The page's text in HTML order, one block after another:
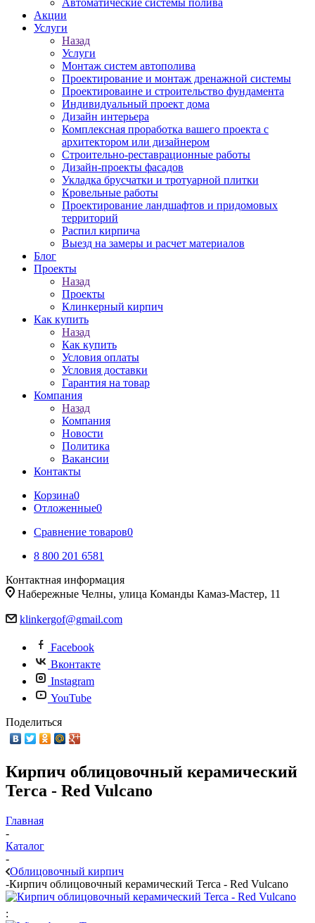
Автоматические системы полива
Акции
Услуги
Назад
Услуги
Монтаж систем автополива
Проектирование и монтаж дренажной системы
Проектироваине и строительство фундамента
Индивидуальный проект дома
Дизайн интерьера
Комплексная проработка вашего проекта с
архитектором или дизайнером
Строительно-реставрационные работы
Дизайн-проекты фасадов
Укладка брусчатки и тротуарной плитки
Кровельные работы
Проектирование ландшафтов и придомовых
территорий
Распил кирпича
Выезд на замеры и расчет материалов
Блог
Проекты
Назад
Проекты
Клинкерный кирпич
Как купить
Назад
Как купить
Условия оплаты
Условия доставки
Гарантия на товар
Компания
Назад
Компания
Новости
Политика
Вакансии
Контакты
Корзина0
Отложенные0
Сравнение товаров0
8 800 201 6581
Контактная информация
Набережные Челны, улица Команды Камаз-Мастер, 11
klinkergof@gmail.com
Facebook
Вконтакте
Instagram
YouTube
Поделиться
Кирпич облицовочный керамический
Terca - Red Vulcano
Главная
-
Каталог
-
Облицовочный кирпич
-Кирпич облицовочный керамический Terca - Red Vulcano
: